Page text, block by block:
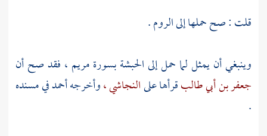
قلت : صح حملها إلىالروم.
وينبغي أن يمثل لما حمل إلىالحبشةبسورة مريم ، فقد صح أن
جعفر بن أبي طالبقرأها علىالنجاشي ،وأخرجهأحمدفي مسنده
.